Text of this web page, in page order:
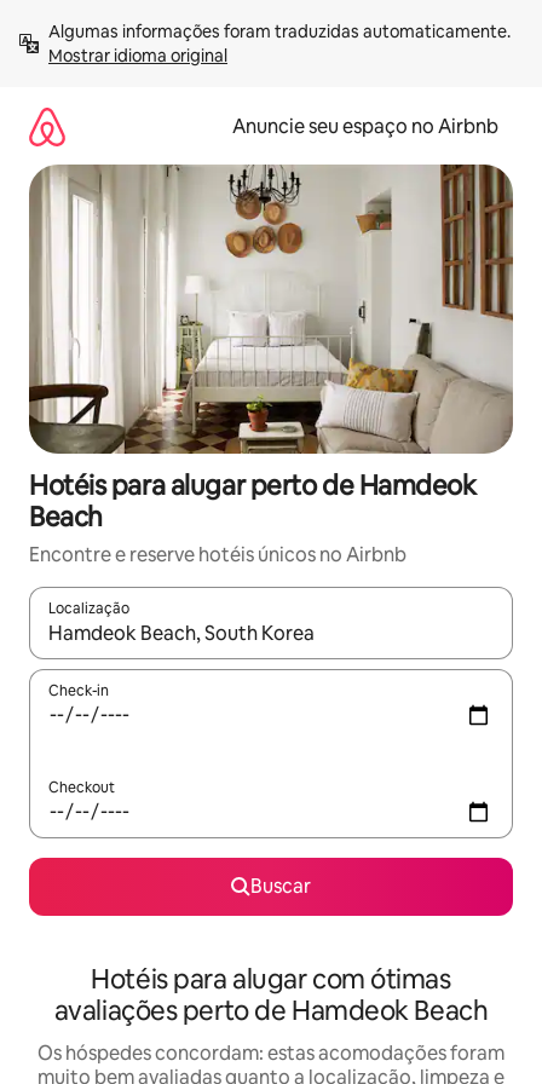
para
Mostrar idioma original
Anuncie seu espaço no Airbnb
Hotéis para alugar perto de Hamdeok
Beach
Encontre e reserve hotéis únicos no Airbnb
Localização
Quando os resultados estiverem disponíveis, explore-os
Check-in
Checkout
Buscar
Hotéis para alugar com ótimas
avaliações perto de Hamdeok Beach
Os hóspedes concordam: estas acomodações foram
muito bem avaliadas quanto a localização, limpeza e